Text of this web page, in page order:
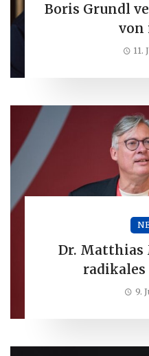
Boris Grundl
von
11.
Dr.
9.